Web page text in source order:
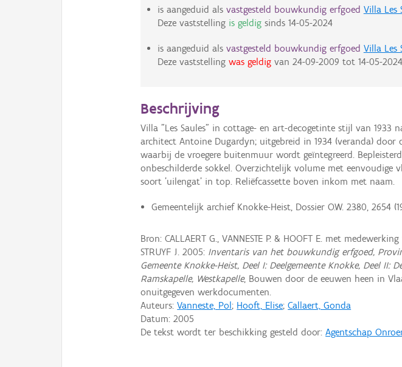
is aangeduid als vastgesteld bouwkundig erfgoed Villa Les
Deze vaststelling is geldigsinds 14-05-2024
is aangeduid als vastgesteld bouwkundig erfgoed Villa Les
Deze vaststelling was geldigvan 24-09-2009 tot 14-05-2024
Beschrijving
Villa "Les Saules" in cottage- en art-decogetinte stijl van 1933
architect Antoine Dugardyn; uitgebreid in 1934 (veranda) door
waarbij de vroegere buitenmuur wordt geïntegreerd.
onbeschilderde sokkel. Overzichtelijk volume met eenvoudige
soort 'uilengat' in top. Reliëfcassette boven inkom met naam.
Gemeentelijk archief Knokke-Heist, Dossier O.W. 2380, 2654
Bron: CALLAERT G., VANNESTE P. & HOOFT E. met
STRUYF J. 2005: Inventaris van het bouwkundig erfgoed,
Gemeente Knokke-Heist, Deel I: Deelgemeente Knokke, Deel II:
Ramskapelle, Westkapelle, Bouwen door de eeuwen heen in
onuitgegeven werkdocumenten.
Auteurs:Vanneste, Pol; Hooft, Elise;Callaert, Gonda
Datum:2005
De tekst wordt ter beschikking gesteld door:Agentschap